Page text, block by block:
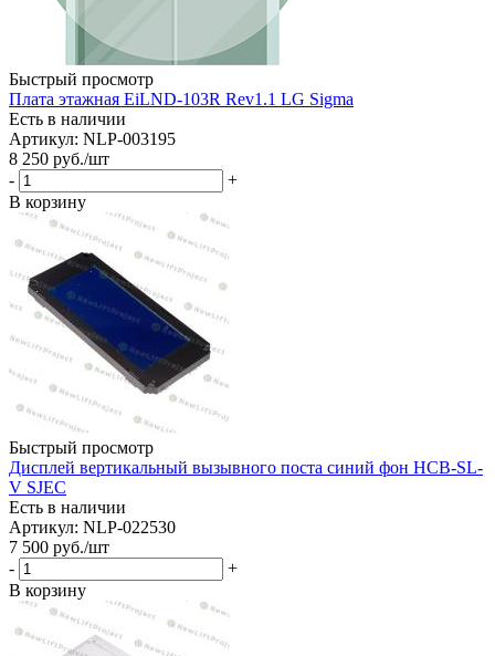
Быстрый просмотр
Плата этажная EiLND-103R Rev1.1 LG Sigma
Есть в наличии
Артикул: NLP-003195
8 250 руб./шт
-
+
В корзину
Быстрый просмотр
Дисплей вертикальный вызывного поста синий фон HCB-SL-
V SJEC
Есть в наличии
Артикул: NLP-022530
7 500 руб./шт
-
+
В корзину